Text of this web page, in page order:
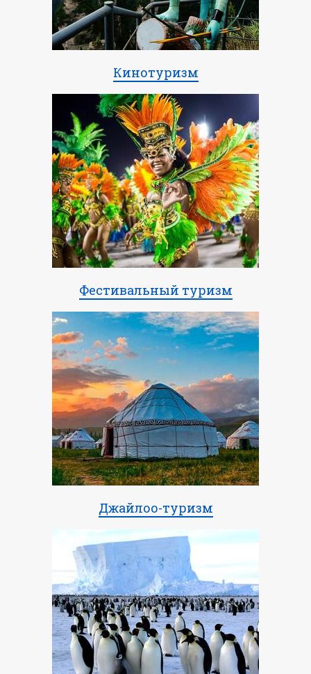
Кинотуризм
Фестивальный туризм
Джайлоо-туризм